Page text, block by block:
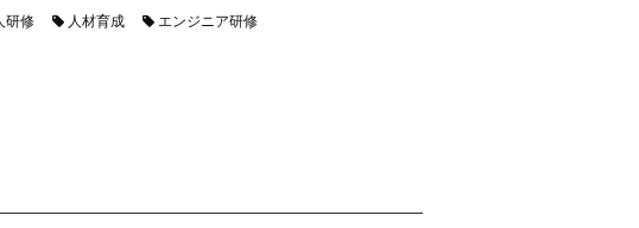
研修 人材育成
エンジニア研修